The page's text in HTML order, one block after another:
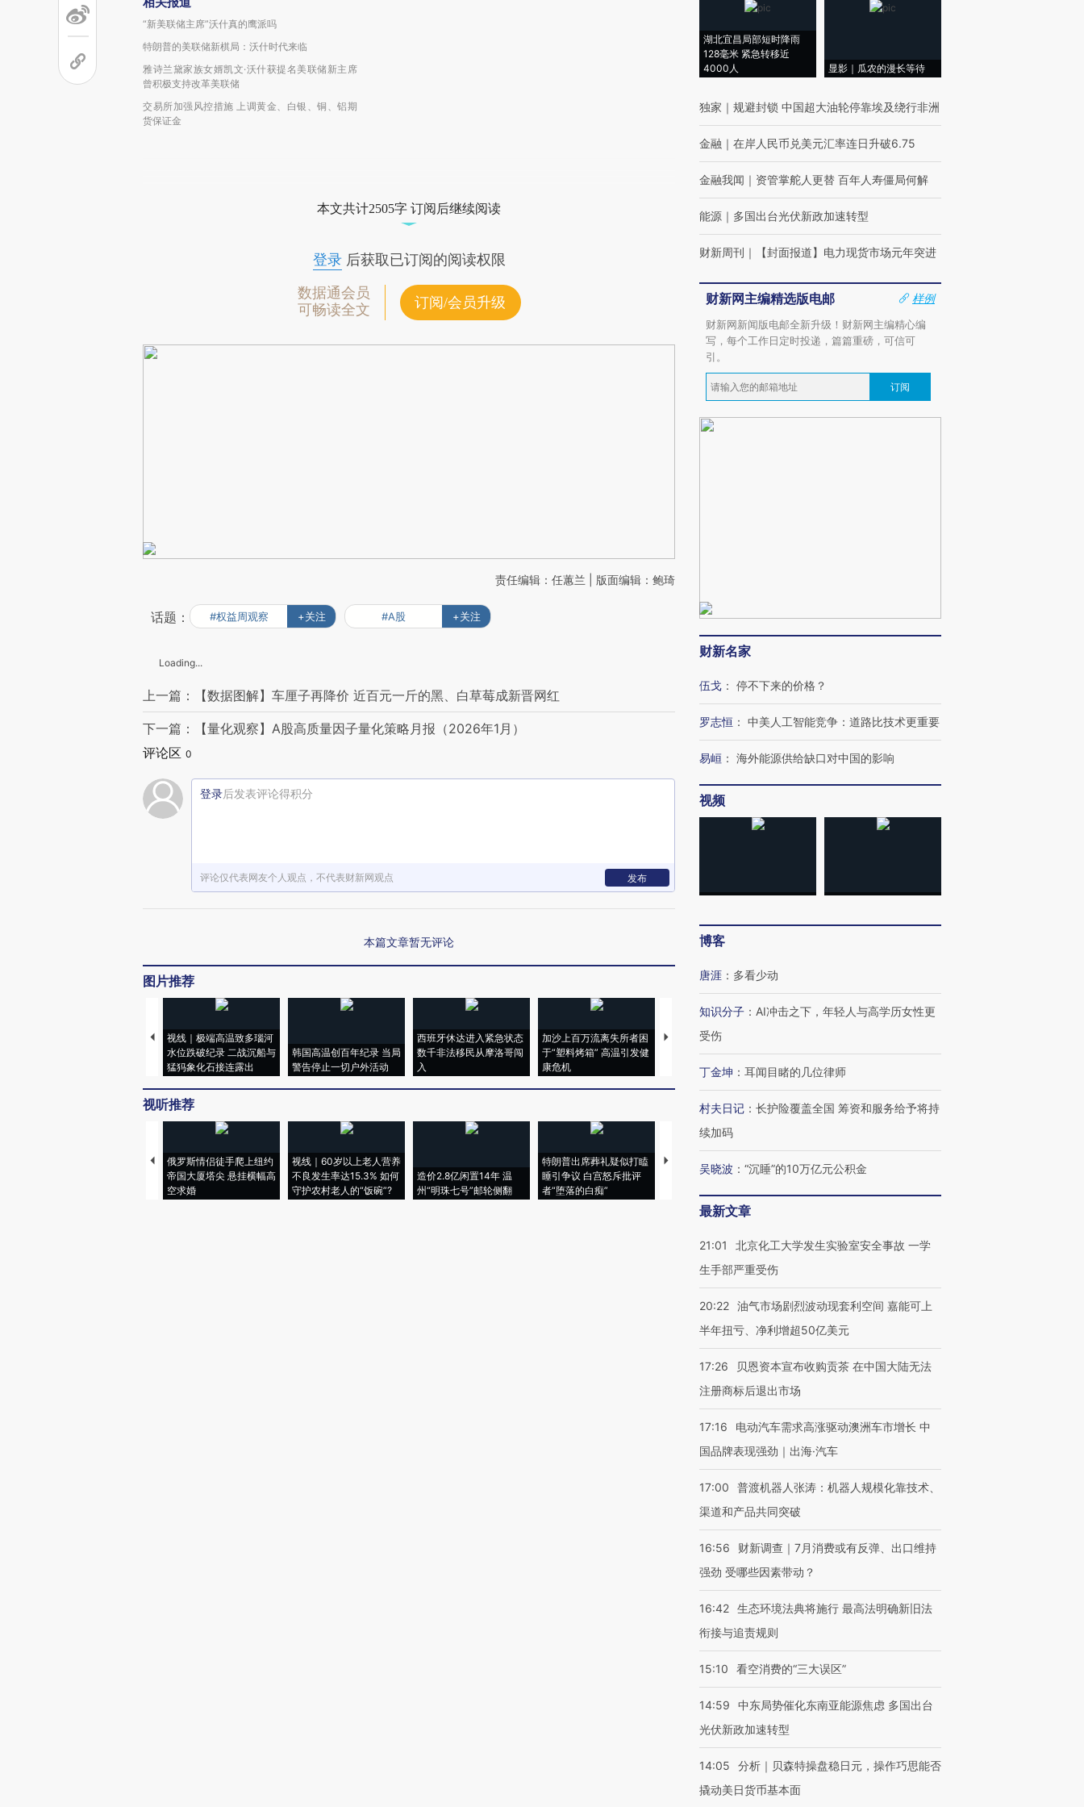
“新美联储主席”沃什真的鹰派吗
特朗普的美联储新棋局：沃什时代来临
雅诗兰黛家族女婿凯文·沃什获提名美联储新主席
曾积极支持改革美联储
交易所加强风控措施 上调黄金、白银、铜、铝期
货保证金
本文共计2505字 订阅后继续阅读
登录后获取已订阅的阅读权限
数据通会员
可畅读全文
订阅/会员升级
责任编辑：任蕙兰 | 版面编辑：鲍琦
话题： #权益周观察 +关注 #A股 +关注
Loading...
上一篇：【数据图解】车厘子再降价 近百元一斤的黑、白草莓成新晋网红
下一篇：【量化观察】A股高质量因子量化策略月报（2026年1月）
评论区 0
登录后发表评论得积分
评论仅代表网友个人观点，不代表财新网观点 发布
本篇文章暂无评论
图片推荐
视线｜极端高温致多瑙河
水位跌破纪录 二战沉船与
猛犸象化石接连露出
韩国高温创百年纪录 当局
警告停止一切户外活动
西班牙休达进入紧急状态
数千非法移民从摩洛哥闯
入
加沙上百万流离失所者困
于“塑料烤箱” 高温引发健
康危机
视线｜HYROX的吸金
术：是什么让中产们甘
心“花钱找虐”？
粒摇头丸 尿检体内含3种
毒品
度Z世代 用街头抗争将教
视听推荐
俄罗斯情侣徒手爬上纽约
帝国大厦塔尖 悬挂横幅高
空求婚
视线｜60岁以上老人营养
不良发生率达15.3% 如何
守护农村老人的“饭碗”?
造价2.8亿闲置14年 温
州“明珠七号”邮轮侧翻
特朗普出席葬礼疑似打瞌
睡引争议 白宫怒斥批评
者“堕落的白痴”
视线｜全球最热百城独占
97个 印度如何熬过48°C
38岁梅西上演帽子戏法
湖北宜昌局部短时降雨
128毫米 紧急转移近
4000人
显影｜瓜农的漫长等待
独家 ｜ 规避封锁 中国超大油轮停靠埃及绕行非洲
金融 ｜ 在岸人民币兑美元汇率连日升破6.75
金融我闻 ｜ 资管掌舵人更替 百年人寿僵局何解
能源 ｜ 多国出台光伏新政加速转型
财新周刊 ｜ 【封面报道】电力现货市场元年突进
财新网主编精选版电邮
样例
财新网新闻版电邮全新升级！财新网主编精心编
写，每个工作日定时投递，篇篇重磅，可信可
引。
订阅
财新名家
伍戈 ： 停不下来的价格？
罗志恒 ： 中美人工智能竞争：道路比技术更重要
易峘 ： 海外能源供给缺口对中国的影响
视频
博客
唐涯 ： 多看少动
知识分子 ： AI冲击之下，年轻人与高学历女性更
受伤
丁金坤 ： 耳闻目睹的几位律师
村夫日记 ： 长护险覆盖全国 筹资和服务给予将持
续加码
吴晓波 ： “沉睡”的10万亿元公积金
最新文章
21:01
北京化工大学发生实验室安全事故 一学
生手部严重受伤
20:22 油气市场剧烈波动现套利空间 嘉能可上
半年扭亏、净利增超50亿美元
17:26
贝恩资本宣布收购贡茶 在中国大陆无法
注册商标后退出市场
17:16
电动汽车需求高涨驱动澳洲车市增长 中
国品牌表现强劲｜出海·汽车
17:00
普渡机器人张涛：机器人规模化靠技术、
渠道和产品共同突破
16:56
财新调查｜7月消费或有反弹、出口维持
强劲 受哪些因素带动？
16:42 生态环境法典将施行 最高法明确新旧法
衔接与追责规则
15:10 看空消费的“三大误区”
14:59
中东局势催化东南亚能源焦虑 多国出台
光伏新政加速转型
14:05
分析｜贝森特操盘稳日元，操作巧思能否
撬动美日货币基本面